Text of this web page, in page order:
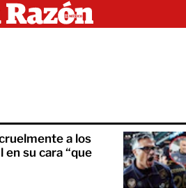
a los
en su cara “que